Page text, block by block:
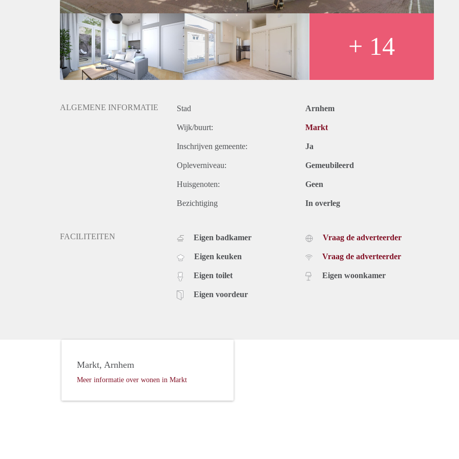
+ 14
ALGEMENE INFORMATIE Stad Arnhem
Wijk/buurt: Markt
Inschrijven gemeente: Ja
Opleverniveau: Gemeubileerd
Huisgenoten: Geen
Bezichtiging In overleg
FACILITEITEN Eigen badkamer
Eigen keuken
Eigen toilet
Eigen voordeur
Vraag de adverteerder
Vraag de adverteerder
Eigen woonkamer
Markt, Arnhem
Meer informatie over wonen in Markt